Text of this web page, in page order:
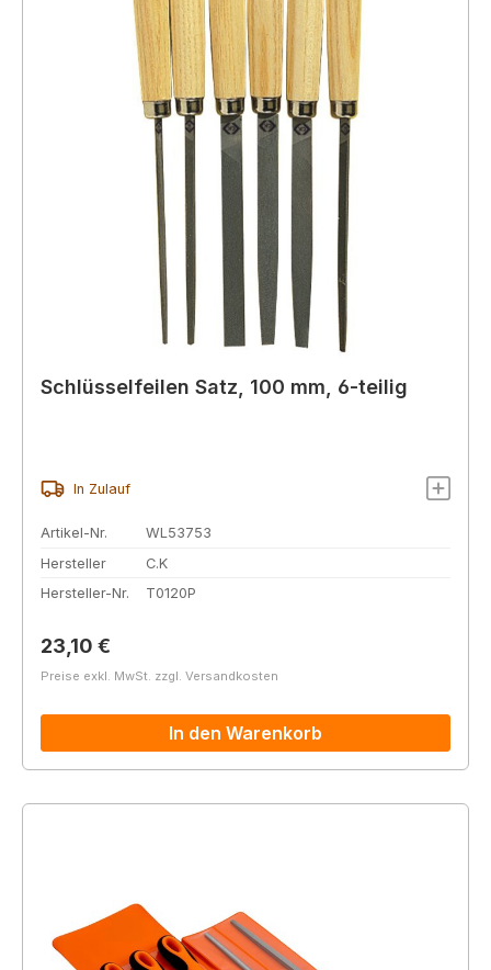
Schlüsselfeilen Satz, 100 mm, 6-teilig
In Zulauf
Artikel-Nr.
WL53753
Hersteller
C.K
Hersteller-Nr.
T0120P
Regulärer Preis:
23,10 €
Preise exkl. MwSt. zzgl. Versandkosten
In den Warenkorb